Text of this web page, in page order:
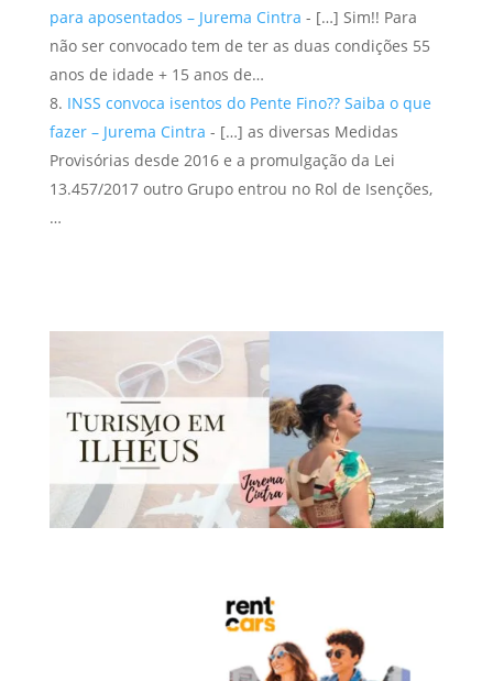
para aposentados – Jurema Cintra - […] Sim!! Para
não ser convocado tem de ter as duas condições 55
anos de idade + 15 anos de…
INSS convoca isentos do Pente Fino?? Saiba o que
fazer – Jurema Cintra - […] as diversas Medidas
Provisórias desde 2016 e a promulgação da Lei
13.457/2017 outro Grupo entrou no Rol de Isenções,
…